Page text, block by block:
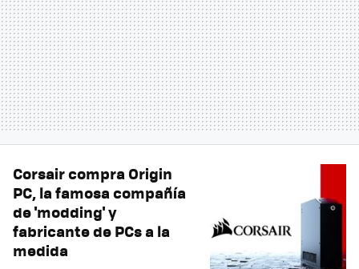
Corsair compra Origin
PC, la famosa compañía
de 'modding' y
fabricante de PCs a la
medida